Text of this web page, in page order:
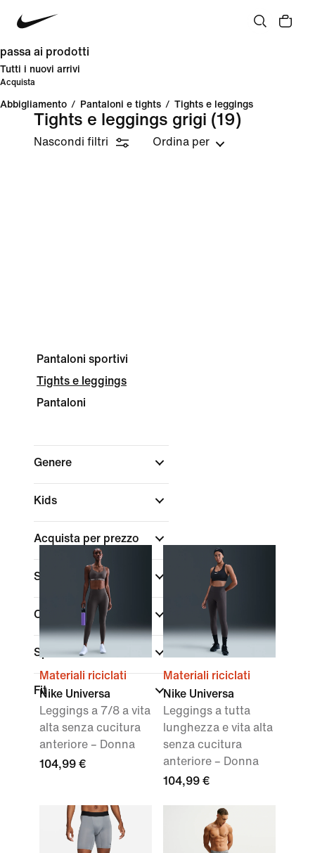
passa ai prodotti
Tutti i nuovi arrivi
Acquista
Abbigliamento / Pantaloni e tights / Tights e leggings
Tights e leggings grigi (19)
Nascondi filtri Ordina per
Pantaloni sportivi
Tights e leggings
Pantaloni
Genere
Kids
Acquista per prezzo
Sconti e offerte
Colore (1)
Sport
Fit
Materiali riciclati
Nike Universa
Leggings a 7/8 a vita
alta senza cucitura
anteriore – Donna
104,99 €
Materiali riciclati
Nike Universa
Leggings a tutta
lunghezza e vita alta
senza cucitura
anteriore – Donna
104,99 €